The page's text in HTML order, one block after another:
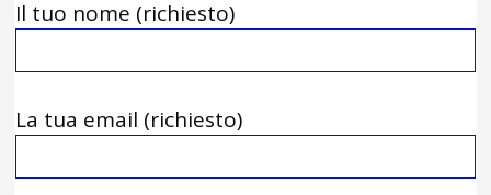
Il tuo nome (richiesto)
La tua email (richiesto)